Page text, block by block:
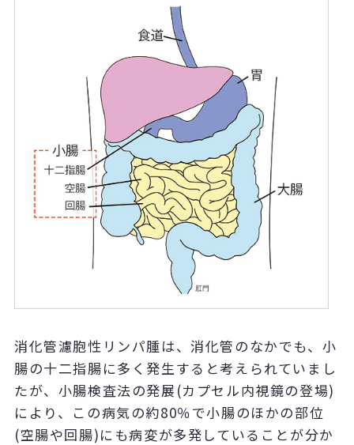
消化管濾胞性リンパ腫は、消化管のなかでも、小
腸の十二指腸に多く発生すると考えられていまし
たが、小腸検査法の発展(カプセル内視鏡の登場)
により、この病気の約80％で小腸のほかの部位
(空腸や回腸)にも病変が多発していることが分か